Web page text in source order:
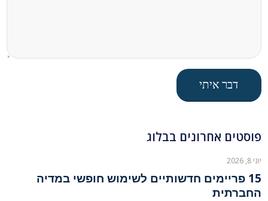
פוסטים אחרונים בבלוג
יוני 8, 2026
15 פריימים חדשותיים לשימוש חופשי במדיה
החברתית